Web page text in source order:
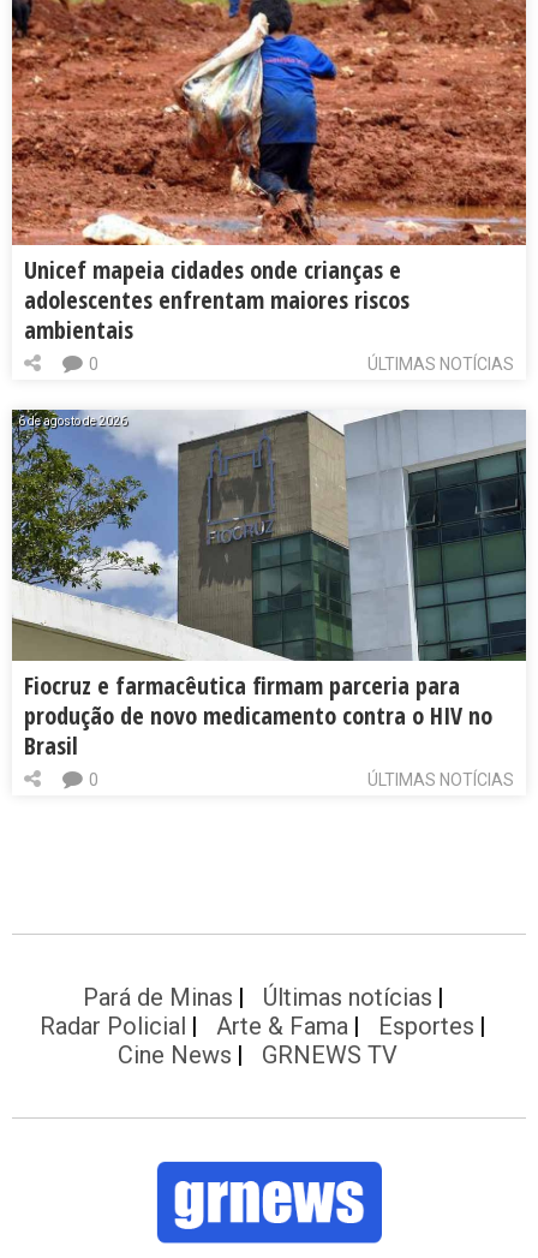
Unicef mapeia cidades onde crianças e
adolescentes enfrentam maiores riscos
ambientais
ÚLTIMAS NOTÍCIAS
0
6 de agosto de 2026
Fiocruz e farmacêutica firmam parceria para
produção de novo medicamento contra o HIV no
Brasil
ÚLTIMAS NOTÍCIAS
0
Pará de Minas
Últimas notícias
Radar Policial
Arte & Fama
Esportes
Cine News
GRNEWS TV